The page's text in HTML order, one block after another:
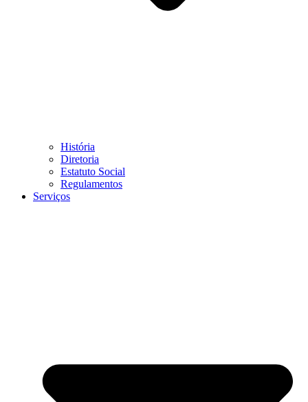
História
Diretoria
Estatuto Social
Regulamentos
Serviços